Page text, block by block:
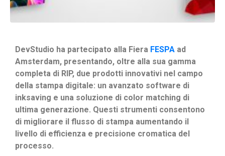
DevStudio ha partecipato alla Fiera FESPA ad
Amsterdam, presentando, oltre alla sua gamma
completa di RIP, due prodotti innovativi nel campo
della stampa digitale: un avanzato software di
inksaving e una soluzione di color matching di
ultima generazione. Questi strumenti consentono
di migliorare il flusso di stampa aumentando il
livello di efficienza e precisione cromatica del
processo.